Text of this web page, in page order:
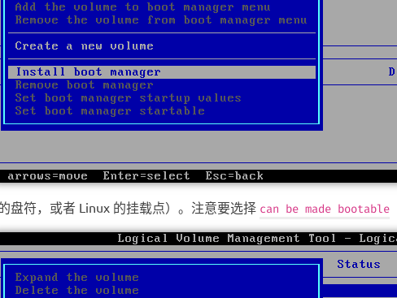
盘符，或者 Linux 的挂载点）。注意要选择 can be made bootable